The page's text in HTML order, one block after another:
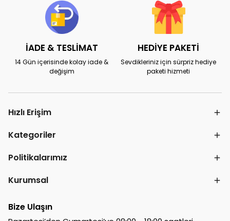
İADE & TESLİMAT
14 Gün içerisinde kolay iade &
değişim
HEDİYE PAKETİ
Sevdikleriniz için sürpriz hediye
paketi hizmeti
Hızlı Erişim
Kategoriler
Politikalarımız
Kurumsal
Bize Ulaşın